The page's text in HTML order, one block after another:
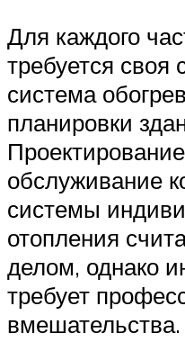
Для каждого
требуется своя
система
планировки
обслуживание
системы
отопления
делом, однако
требует
вмешательства.